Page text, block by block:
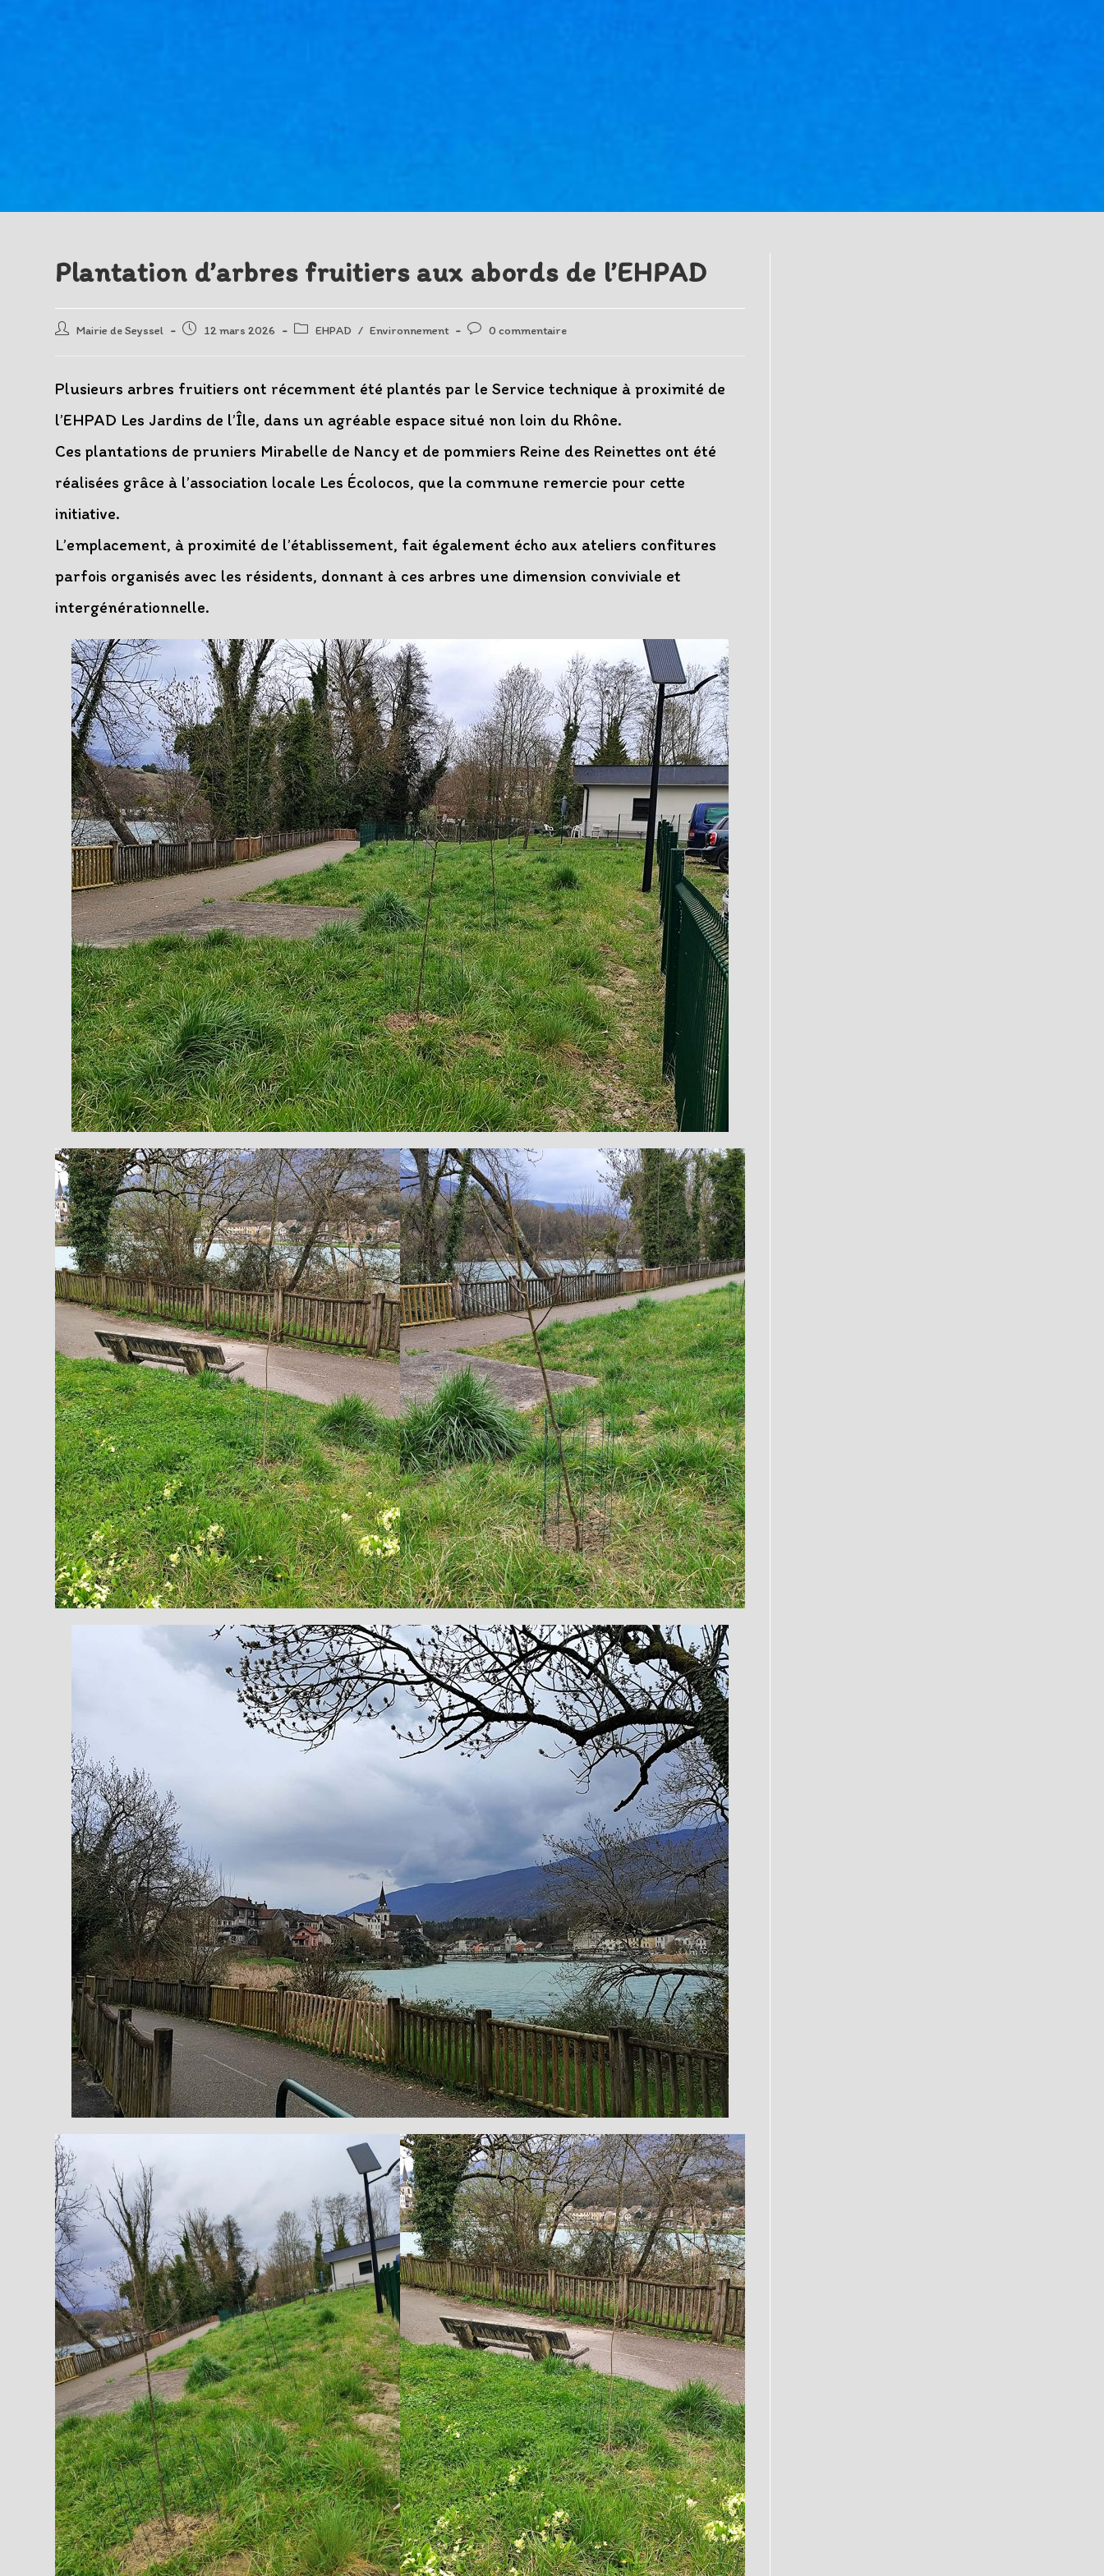
Plantation d’arbres fruitiers aux abords de l’EHPAD
Auteur/autrice
publication :
Mairie de Seyssel
Post 12 mars 2026
PostEHPAD / Environnement
Post0 commentaire
Plusieurs arbres fruitiers ont récemment été plantés par le Service technique à proximité de
l’EHPAD Les Jardins de l’Île, dans un agréable espace situé non loin du Rhône.
Ces plantations de pruniers Mirabelle de Nancy et de pommiers Reine des Reinettes ont été
réalisées grâce à l’association locale Les Écolocos, que la commune remercie pour cette
initiative.
L’emplacement, à proximité de l’établissement, fait également écho aux ateliers confitures
parfois organisés avec les résidents, donnant à ces arbres une dimension conviviale et
intergénérationnelle.